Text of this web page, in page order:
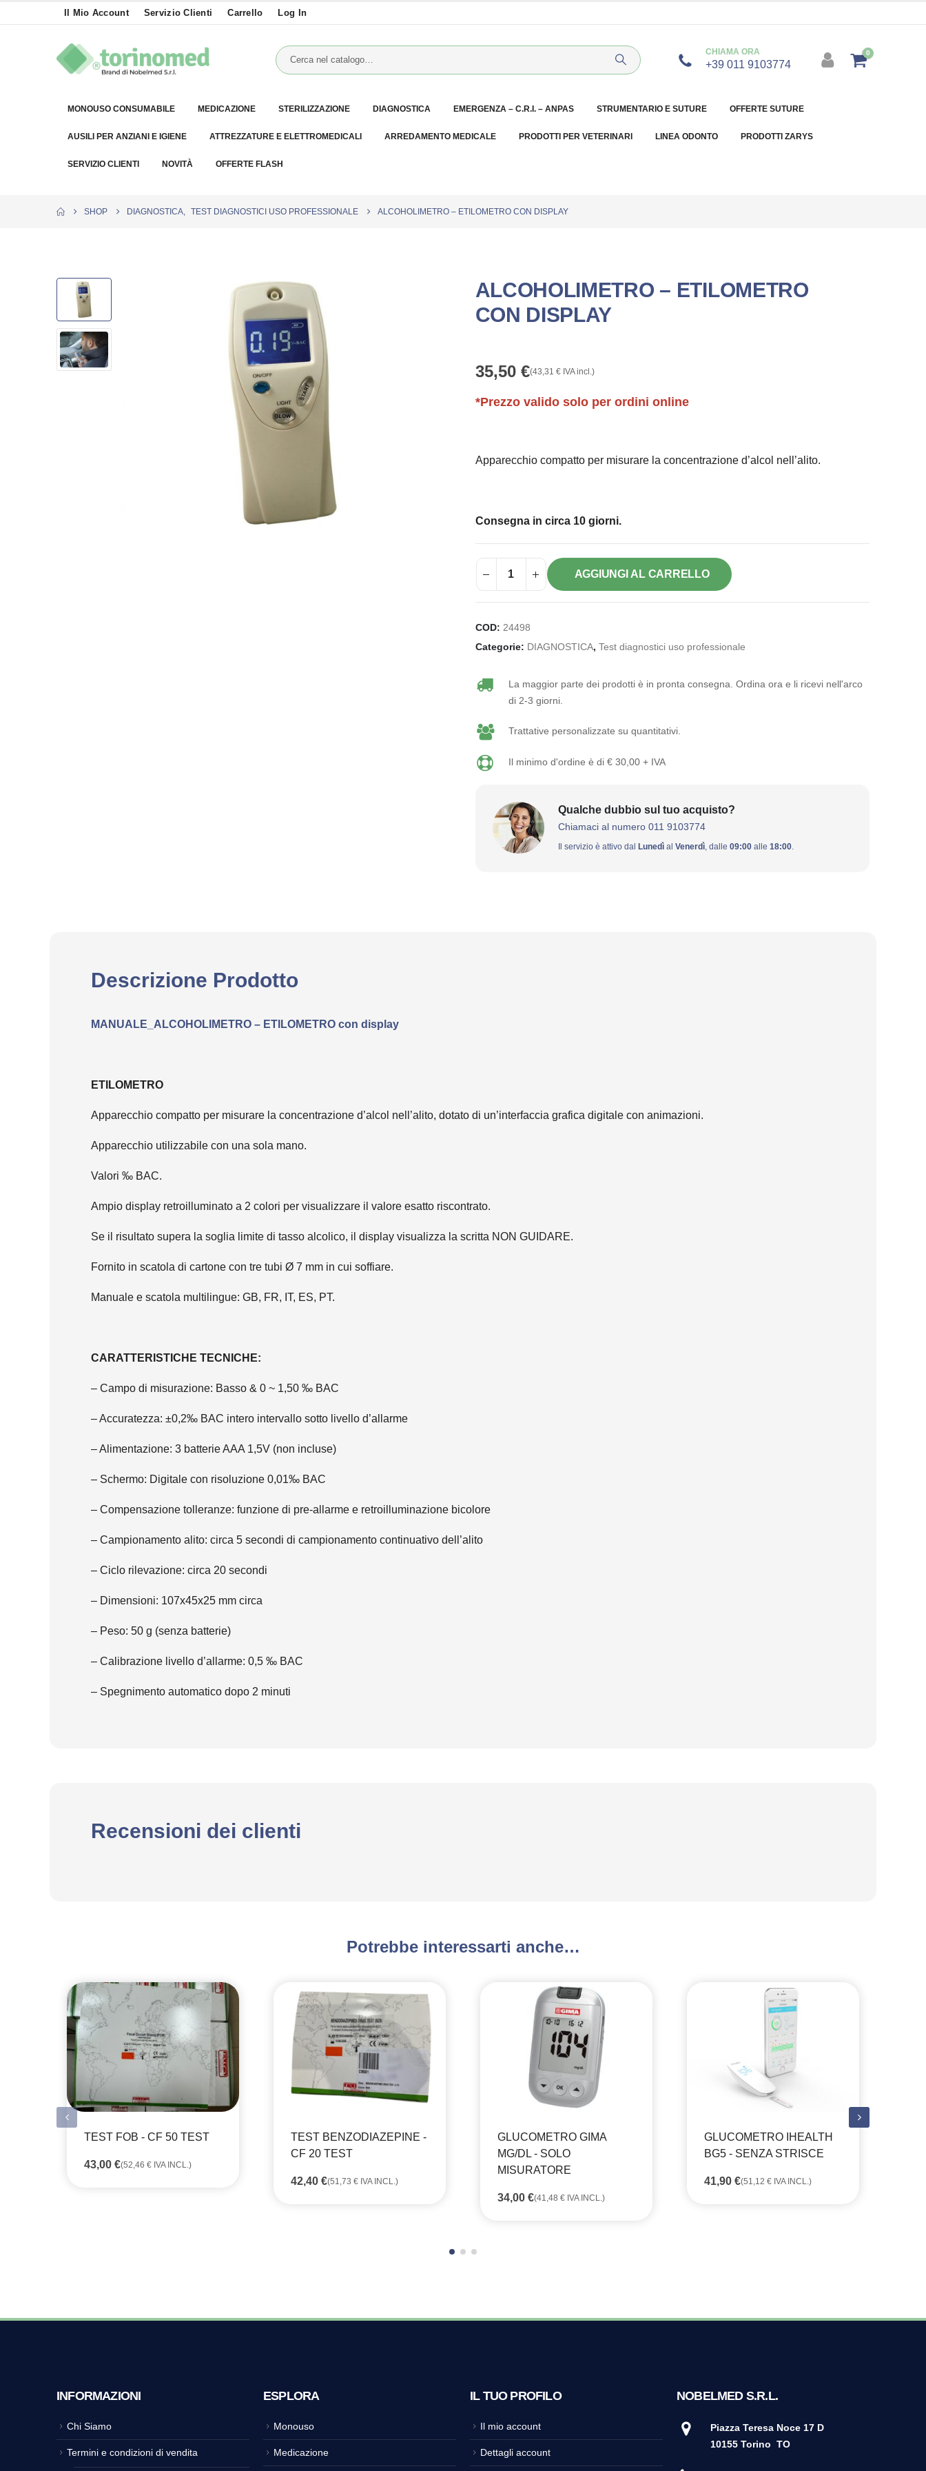
Il Mio Account Servizio Clienti Carrello Log In
CHIAMA ORA
+39 011 9103774
0
MONOUSO CONSUMABILE MEDICAZIONE STERILIZZAZIONE DIAGNOSTICA EMERGENZA – C.R.I. – ANPAS STRUMENTARIO E SUTURE OFFERTE SUTURE
AUSILI PER ANZIANI E IGIENE ATTREZZATURE E ELETTROMEDICALI ARREDAMENTO MEDICALE PRODOTTI PER VETERINARI LINEA ODONTO PRODOTTI ZARYS
SERVIZIO CLIENTI NOVITÀ OFFERTE FLASH
SHOP DIAGNOSTICA TEST DIAGNOSTICI USO PROFESSIONALE ALCOHOLIMETRO – ETILOMETRO CON DISPLAY
ALCOHOLIMETRO – ETILOMETRO
CON DISPLAY
35,50 €(43,31 €IVA incl.)
*Prezzo valido solo per ordini online
Apparecchio compatto per misurare la concentrazione d’alcol nell’alito.
Consegna in circa 10 giorni.
AGGIUNGI AL CARRELLO
COD: 24498
Categorie: DIAGNOSTICA, Test diagnostici uso professionale
La maggior parte dei prodotti è in pronta consegna. Ordina ora e li ricevi nell'arco
di 2-3 giorni.
Trattative personalizzate su quantitativi.
Il minimo d'ordine è di € 30,00 + IVA
Qualche dubbio sul tuo acquisto?
Chiamaci al numero 011 9103774
Il servizio è attivo dal Lunedìal Venerdì, dalle 09:00alle 18:00.
Descrizione Prodotto
MANUALE_ALCOHOLIMETRO – ETILOMETRO con display
ETILOMETRO
Apparecchio compatto per misurare la concentrazione d’alcol nell’alito, dotato di un’interfaccia grafica digitale con animazioni.
Apparecchio utilizzabile con una sola mano.
Valori ‰ BAC.
Ampio display retroilluminato a 2 colori per visualizzare il valore esatto riscontrato.
Se il risultato supera la soglia limite di tasso alcolico, il display visualizza la scritta NON GUIDARE.
Fornito in scatola di cartone con tre tubi Ø 7 mm in cui soffiare.
Manuale e scatola multilingue: GB, FR, IT, ES, PT.
CARATTERISTICHE TECNICHE:
– Campo di misurazione: Basso & 0 ~ 1,50 ‰ BAC
– Accuratezza: ±0,2‰ BAC intero intervallo sotto livello d’allarme
– Alimentazione: 3 batterie AAA 1,5V (non incluse)
– Schermo: Digitale con risoluzione 0,01‰ BAC
– Compensazione tolleranze: funzione di pre-allarme e retroilluminazione bicolore
– Campionamento alito: circa 5 secondi di campionamento continuativo dell’alito
– Ciclo rilevazione: circa 20 secondi
– Dimensioni: 107x45x25 mm circa
– Peso: 50 g (senza batterie)
– Calibrazione livello d’allarme: 0,5 ‰ BAC
– Spegnimento automatico dopo 2 minuti
Recensioni dei clienti
Potrebbe interessarti anche…
TEST FOB - CF 50 TEST
43,00 €(52,46 € IVA INCL.)
TEST BENZODIAZEPINE -
CF 20 TEST
42,40 €(51,73 € IVA INCL.)
GLUCOMETRO GIMA
MG/DL - SOLO
MISURATORE
34,00 €(41,48 € IVA INCL.)
GLUCOMETRO IHEALTH
BG5 - SENZA STRISCE
41,90 €(51,12 € IVA INCL.)
INFORMAZIONI
Chi Siamo
Termini e condizioni di vendita
ESPLORA
Monouso
Medicazione
IL TUO PROFILO
Il mio account
Dettagli account
NOBELMED S.R.L.
Piazza Teresa Noce 17 D
10155 Torino TO